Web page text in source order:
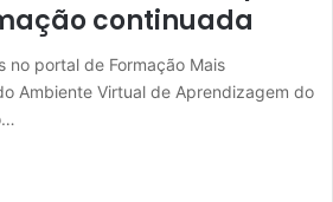
continuada
no portal de Formação Mais
Ambiente Virtual de Aprendizagem do